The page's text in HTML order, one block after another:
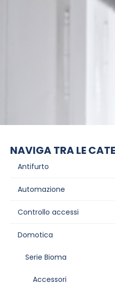
NAVIGA TRA LE
Antifurto
Automazione
Controllo accessi
Domotica
Serie Bioma
Accessori